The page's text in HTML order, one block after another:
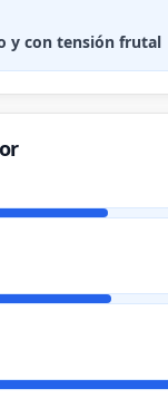
y con tensión frutal